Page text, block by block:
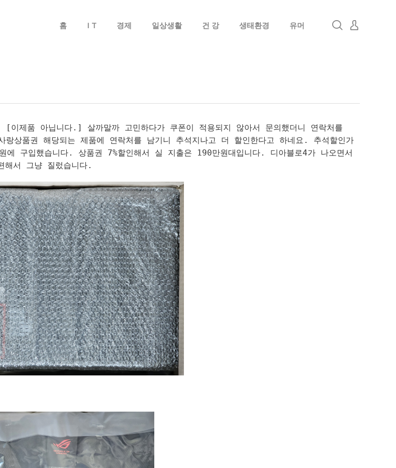
홈 I T 경제 일상생활 건 강 생태환경 유머
제품 아닙니다.] 살까말까 고민하다가 쿠폰이 적용되지 않아서 문의했더니 연락처를
상품권 해당되는 제품에 연락처를 남기니 추석지나고 더 할인한다고 하네요. 추석할인가
구입했습니다. 상품권 7%할인해서 실 지출은 190만원대입니다. 디아블로4가 나오면서
해서 그냥 질렀습니다.